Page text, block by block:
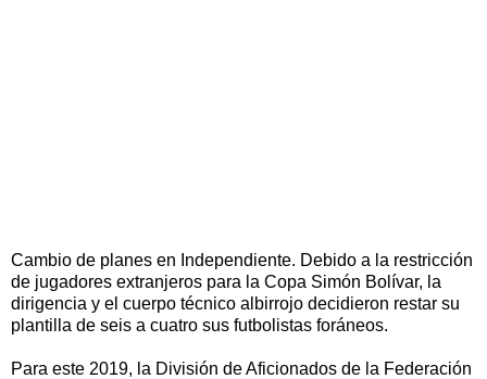
Cambio de planes en Independiente. Debido a la restricción
de jugadores extranjeros para la Copa Simón Bolívar, la
dirigencia y el cuerpo técnico albirrojo decidieron restar su
plantilla de seis a cuatro sus futbolistas foráneos.
Para este 2019, la División de Aficionados de la Federación